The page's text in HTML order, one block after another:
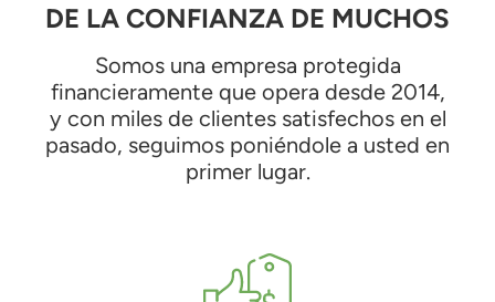
DE LA CONFIANZA DE MUCHOS
Somos una empresa protegida
financieramente que opera desde 2014,
y con miles de clientes satisfechos en el
pasado, seguimos poniéndole a usted en
primer lugar.